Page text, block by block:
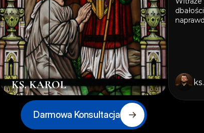
KS. KAROL
ks. Karol Nowak
Darmowa Konsultacja